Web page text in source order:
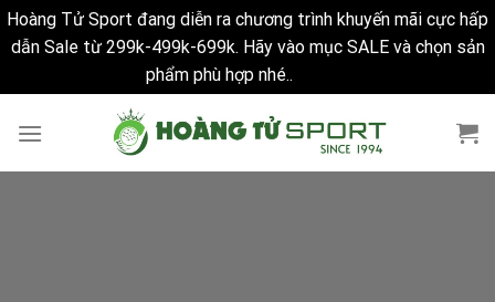
Hoàng Tử Sport đang diễn ra chương trình khuyến mãi cực hấp
dẫn Sale từ 299k-499k-699k. Hãy vào mục SALE và chọn sản
phẩm phù hợp nhé..